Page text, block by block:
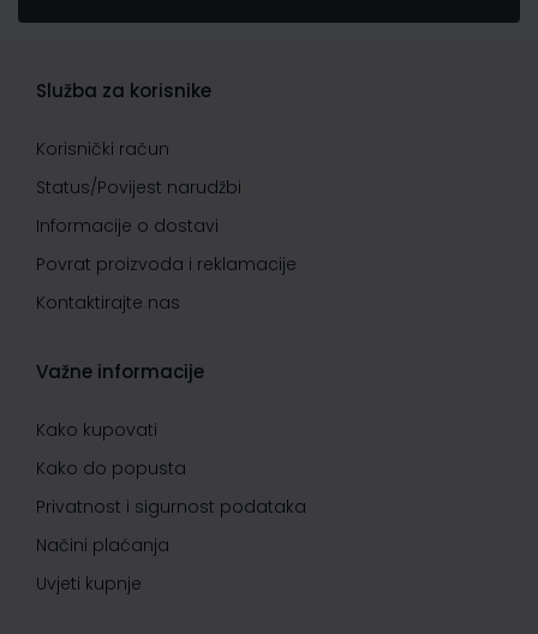
Služba za korisnike
Korisnički račun
Status/Povijest narudžbi
Informacije o dostavi
Povrat proizvoda i reklamacije
Kontaktirajte nas
Važne informacije
Kako kupovati
Kako do popusta
Privatnost i sigurnost podataka
Načini plaćanja
Uvjeti kupnje